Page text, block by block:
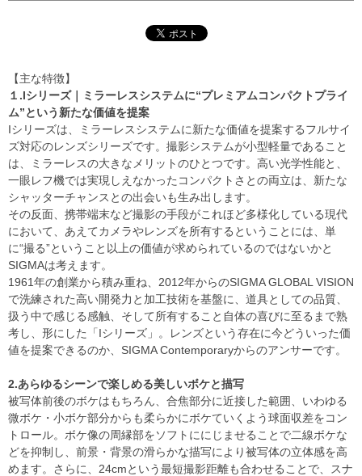
【主な特徴】
１.Iシリーズ｜ミラーレスシステムに“プレミアムコンパクトプライ
ム”という新たな価値を提案
Iシリーズは、ミラーレスシステムに新たな価値を提案するフルサイ
ズ対応のレンズシリーズです。撮影システムが小型軽量であること
は、ミラーレスの大きなメリットのひとつです。高い光学性能と、
一眼レフ機では実現しえなかったコンパクトさとの両立は、新たな
シャッターチャンスとの出会いも生み出します。
その反面、携帯端末など撮影の手段がこれほど多様化している現代
において、あえてカメラやレンズを所有するということには、単
に“撮る”ということ以上の価値が求められているのではないかと
SIGMAは考えます。
1961年の創業から積み重ね、2012年からのSIGMA GLOBAL VISION
で洗練された高い開発力と加工技術を基盤に、道具としての品質、
扱う中で感じる感触、そして所有すること自体の喜びに至るまで熟
考し、形にした「Iシリーズ」。レンズという存在に今どういった価
値を提案できるのか、SIGMA Contemporaryからのアンサーです。
2.あらゆるシーンで楽しめる美しいボケと描写
被写体前後のボケはもちろん、合焦部分に近接した範囲、いわゆる
微ボケ・小ボケ部分からも柔らかにボケていくよう球面収差をコン
トロール。ボケ像の周縁部をソフトににじませることで二線ボケな
どを抑制し、前景・背景の滑らかな描写により被写体の立体感を高
めます。さらに、24cmという最短撮影距離も合わせることで、スナ